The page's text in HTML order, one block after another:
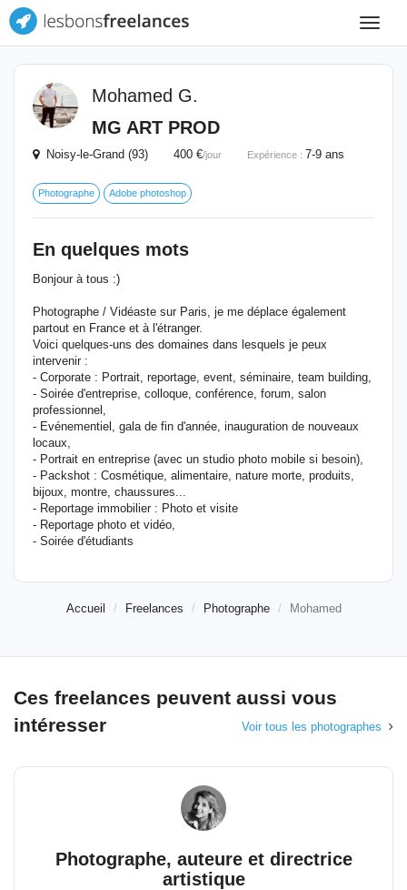
Toggle
Mohamed G.
MG ART PROD
Noisy-le-Grand (93) 400 €/jour Expérience : 7-9 ans
Photographe Adobe photoshop
En quelques mots
Bonjour à tous :)
Photographe / Vidéaste sur Paris, je me déplace également
partout en France et à l'étranger.
Voici quelques-uns des domaines dans lesquels je peux
intervenir :
- Corporate : Portrait, reportage, event, séminaire, team building,
- Soirée d'entreprise, colloque, conférence, forum, salon
professionnel,
- Evénementiel, gala de fin d'année, inauguration de nouveaux
locaux,
- Portrait en entreprise (avec un studio photo mobile si besoin),
- Packshot : Cosmétique, alimentaire, nature morte, produits,
bijoux, montre, chaussures...
- Reportage immobilier : Photo et visite
- Reportage photo et vidéo,
- Soirée d'étudiants
Accueil Freelances Photographe Mohamed
Ces freelances peuvent aussi vous
intéresser
Voir tous les photographes
Photographe, auteure et directrice
artistique